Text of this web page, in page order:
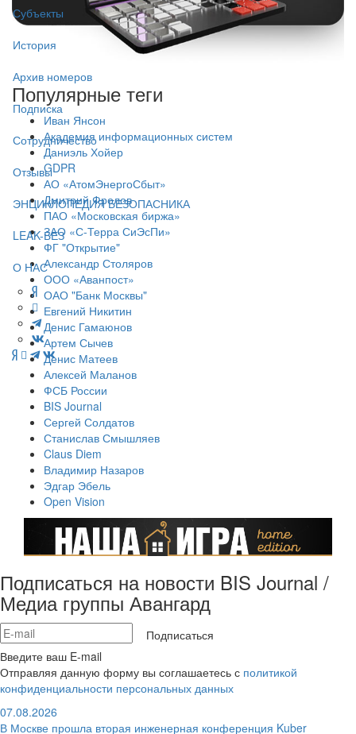
Субъекты
История
Архив номеров
Подписка
Сотрудничество
Отзывы
ЭНЦИКЛОПЕДИЯ БЕЗОПАСНИКА
LEAK-БЕЗ
О НАС
Популярные теги
Иван Янсон
Академия информационных систем
Даниэль Хойер
GDPR
АО «АтомЭнергоСбыт»
Дмитрий Фролов
ПАО «Московская биржа»
ЗАО «С-Терра СиЭсПи»
ФГ "Открытие"
Александр Столяров
ООО «Аванпост»
ОАО "Банк Москвы"
Евгений Никитин
Денис Гамаюнов
Артем Сычев
Денис Матеев
Алексей Маланов
ФСБ России
BIS Journal
Сергей Солдатов
Станислав Смышляев
Claus Diem
Владимир Назаров
Эдгар Эбель
Open Vision
Подписаться на новости BIS Journal /
Медиа группы Авангард
Подписаться
Введите ваш E-mail
Отправляя данную форму вы соглашаетесь с политикой
конфиденциальности персональных данных
07.08.2026
В Москве прошла вторая инженерная конференция Kuber